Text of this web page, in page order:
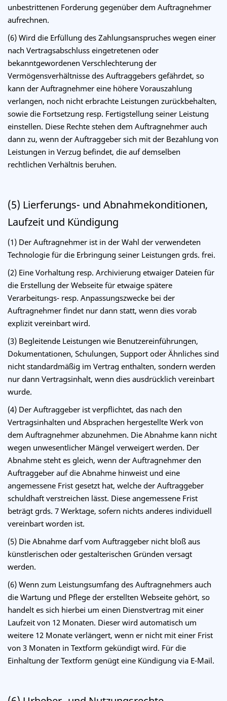
unbestrittenen Forderung gegenüber dem Auftragnehmer
aufrechnen.
(6) Wird die Erfüllung des Zahlungsanspruches wegen einer
nach Vertragsabschluss eingetretenen oder
bekanntgewordenen Verschlechterung der
Vermögensverhältnisse des Auftraggebers gefährdet, so
kann der Auftragnehmer eine höhere Vorauszahlung
verlangen, noch nicht erbrachte Leistungen zurückbehalten,
sowie die Fortsetzung resp. Fertigstellung seiner Leistung
einstellen. Diese Rechte stehen dem Auftragnehmer auch
dann zu, wenn der Auftraggeber sich mit der Bezahlung von
Leistungen in Verzug befindet, die auf demselben
rechtlichen Verhältnis beruhen.
(5) Lierferungs- und Abnahmekonditionen,
Laufzeit und Kündigung
(1) Der Auftragnehmer ist in der Wahl der verwendeten
Technologie für die Erbringung seiner Leistungen grds. frei.
(2) Eine Vorhaltung resp. Archivierung etwaiger Dateien für
die Erstellung der Webseite für etwaige spätere
Verarbeitungs- resp. Anpassungszwecke bei der
Auftragnehmer findet nur dann statt, wenn dies vorab
explizit vereinbart wird.
(3) Begleitende Leistungen wie Benutzereinführungen,
Dokumentationen, Schulungen, Support oder Ähnliches sind
nicht standardmäßig im Vertrag enthalten, sondern werden
nur dann Vertragsinhalt, wenn dies ausdrücklich vereinbart
wurde.
(4) Der Auftraggeber ist verpflichtet, das nach den
Vertragsinhalten und Absprachen hergestellte Werk von
dem Auftragnehmer abzunehmen. Die Abnahme kann nicht
wegen unwesentlicher Mängel verweigert werden. Der
Abnahme steht es gleich, wenn der Auftragnehmer den
Auftraggeber auf die Abnahme hinweist und eine
angemessene Frist gesetzt hat, welche der Auftraggeber
schuldhaft verstreichen lässt. Diese angemessene Frist
beträgt grds. 7 Werktage, sofern nichts anderes individuell
vereinbart worden ist.
(5) Die Abnahme darf vom Auftraggeber nicht bloß aus
künstlerischen oder gestalterischen Gründen versagt
werden.
(6) Wenn zum Leistungsumfang des Auftragnehmers auch
die Wartung und Pflege der erstellten Webseite gehört, so
handelt es sich hierbei um einen Dienstvertrag mit einer
Laufzeit von 12 Monaten. Dieser wird automatisch um
weitere 12 Monate verlängert, wenn er nicht mit einer Frist
von 3 Monaten in Textform gekündigt wird. Für die
Einhaltung der Textform genügt eine Kündigung via E-Mail.